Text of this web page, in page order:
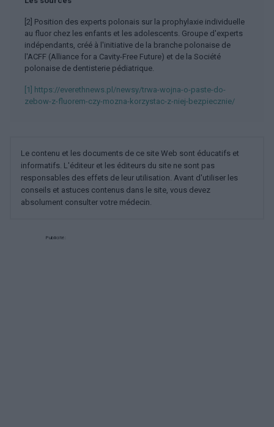
[2] Position des experts polonais sur la prophylaxie individuelle
au fluor chez les enfants et les adolescents. Groupe d'experts
indépendants, créé à l'initiative de la branche polonaise de
l'ACFF (Alliance for a Cavity-Free Future) et de la Société
polonaise de dentisterie pédiatrique.
[1] https://everethnews.pl/newsy/trwa-wojna-o-paste-do-
zebow-z-fluorem-czy-mozna-korzystac-z-niej-bezpiecznie/
Le contenu et les documents de ce site Web sont éducatifs et
informatifs. L'éditeur et les éditeurs du site ne sont pas
responsables des effets de leur utilisation. Avant d'utiliser les
conseils et astuces contenus dans le site, vous devez
absolument consulter votre médecin.
Publicité: